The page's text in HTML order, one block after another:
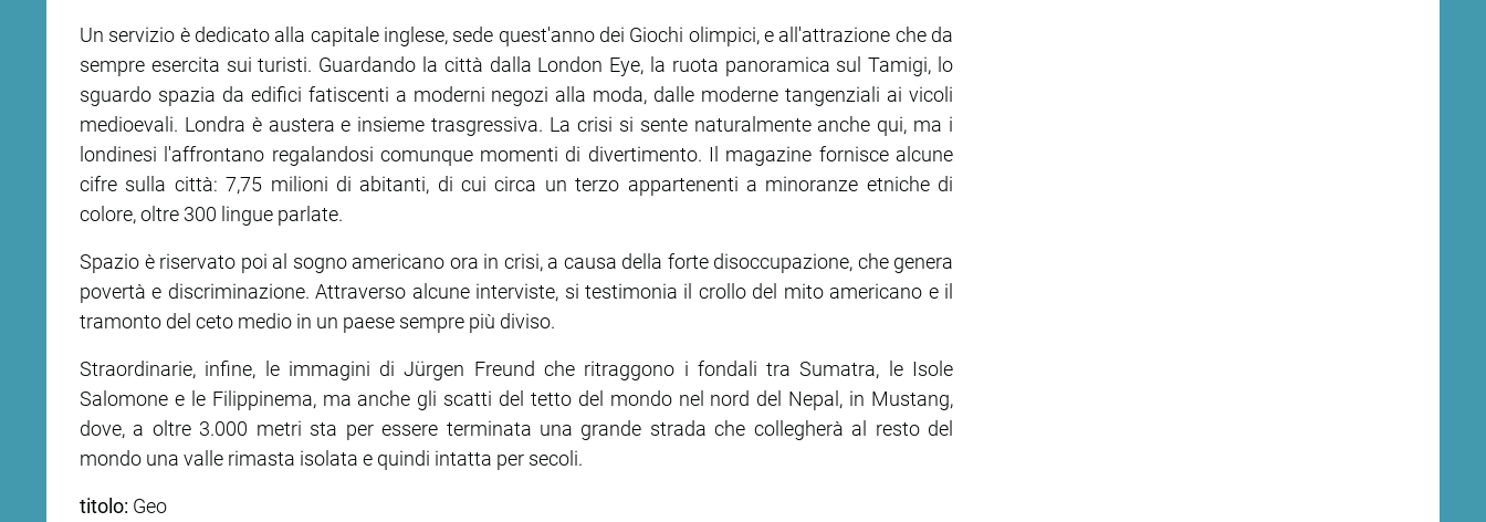
Un servizio è dedicato alla capitale inglese, sede quest'anno dei Giochi olimpici, e all'attrazione che da
sempre esercita sui turisti. Guardando la città dalla London Eye, la ruota panoramica sul Tamigi, lo
sguardo spazia da edifici fatiscenti a moderni negozi alla moda, dalle moderne tangenziali ai vicoli
medioevali. Londra è austera e insieme trasgressiva. La crisi si sente naturalmente anche qui, ma i
londinesi l'affrontano regalandosi comunque momenti di divertimento. Il magazine fornisce alcune
cifre sulla città: 7,75 milioni di abitanti, di cui circa un terzo appartenenti a minoranze etniche di
colore, oltre 300 lingue parlate.
Spazio è riservato poi al sogno americano ora in crisi, a causa della forte disoccupazione, che genera
povertà e discriminazione. Attraverso alcune interviste, si testimonia il crollo del mito americano e il
tramonto del ceto medio in un paese sempre più diviso.
Straordinarie, infine, le immagini di Jürgen Freund che ritraggono i fondali tra Sumatra, le Isole
Salomone e le Filippinema, ma anche gli scatti del tetto del mondo nel nord del Nepal, in Mustang,
dove, a oltre 3.000 metri sta per essere terminata una grande strada che collegherà al resto del
mondo una valle rimasta isolata e quindi intatta per secoli.
titolo: Geo